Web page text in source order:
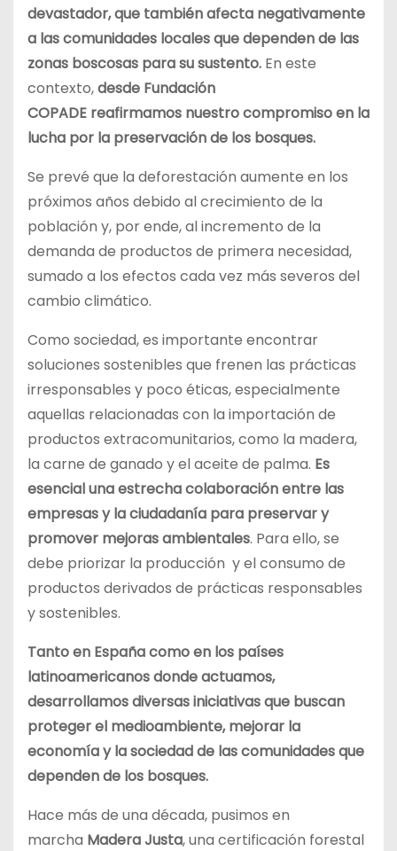
devastador, que también afecta negativamente
a las comunidades locales que dependen de las
zonas boscosas para su sustento. En este
contexto,desde Fundación
COPADE reafirmamos nuestro compromiso en la
lucha por la preservación de los bosques.
Se prevé que la deforestación aumente en los
próximos años debido al crecimiento de la
población y, por ende, al incremento de la
demanda de productos de primera necesidad,
sumado a los efectos cada vez más severos del
cambio climático.
Como sociedad, es importante encontrar
soluciones sostenibles que frenen las prácticas
irresponsables y poco éticas, especialmente
aquellas relacionadas con la importación de
productos extracomunitarios, como la madera,
la carne de ganado y el aceite de palma. Es
esencial una estrecha colaboración entre las
empresas y la ciudadanía para preservar y
promover mejoras ambientales. Para ello, se
debe priorizar la producción y el consumo de
productos derivados de prácticas responsables
y sostenibles.
Tanto en España como en los países
latinoamericanos donde actuamos,
desarrollamos diversas iniciativas que buscan
proteger el medioambiente, mejorar la
economía y la sociedad de las comunidades que
dependen de los bosques.
Hace más de una década, pusimos en
marcha Madera Justa, una certificación forestal